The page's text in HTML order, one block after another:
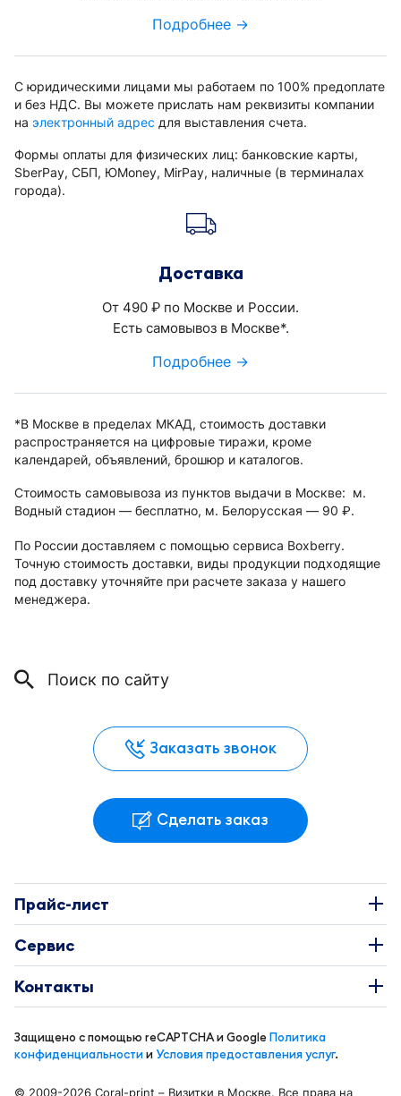
Подробнее →
С юридическими лицами мы работаем по 100% предоплате
и без НДС. Вы можете прислать нам реквизиты компании
на электронный адрес для выставления счета.
Формы оплаты для физических лиц: банковские карты,
SberPay, СБП, ЮMoney, MirPay, наличные (в терминалах
города).
Доставка
От 490 руб. по Москве и России.
Есть самовывоз в Москве*.
Подробнее →
*В Москве в пределах МКАД, стоимость доставки
распространяется на цифровые тиражи, кроме
календарей, объявлений, брошюр и каталогов.
Стоимость самовывоза из пунктов выдачи в Москве: м.
Водный стадион — бесплатно, м. Белорусская — 90 руб..
По России доставляем с помощью сервиса Boxberry.
Точную стоимость доставки, виды продукции подходящие
под доставку уточняйте при расчете заказа у нашего
менеджера.
Заказать звонок
Сделать заказ
Прайс-лист
Этикетки
Буклеты
Визитки
Сервис
Требования к макетам
Доставка и оплата
Контакты
info@coral-print.ru
Защищено с помощью reCAPTCHA и GoogleПолитика
конфиденциальностииУсловия предоставления услуг.
© 2009-2026 Coral-print – Визитки в Москве. Все права на